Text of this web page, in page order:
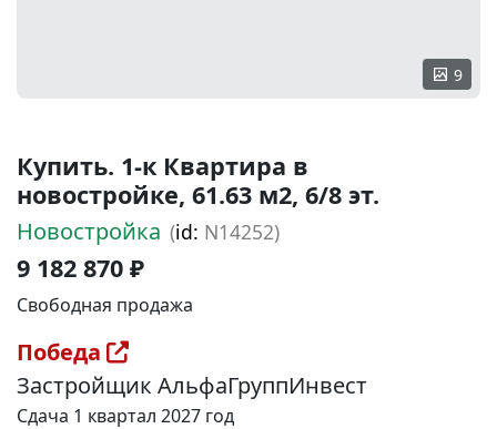
9
Купить. 1-к Квартира в
новостройке, 61.63 м2, 6/8 эт.
Новостройка (id: N14252)
9 182 870 ₽
Свободная продажа
Победа
Застройщик АльфаГруппИнвест
Сдача 1 квартал 2027 год